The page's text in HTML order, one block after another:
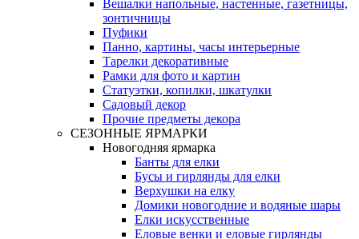
Вешалки напольные, настенные, газетницы,
зонтичницы
Пуфики
Панно, картины, часы интерьерные
Тарелки декоративные
Рамки для фото и картин
Статуэтки, копилки, шкатулки
Садовый декор
Прочие предметы декора
СЕЗОННЫЕ ЯРМАРКИ
Новогодняя ярмарка
Банты для елки
Бусы и гирлянды для елки
Верхушки на елку
Домики новогодние и водяные шары
Елки искусственные
Еловые венки и еловые гирлянды